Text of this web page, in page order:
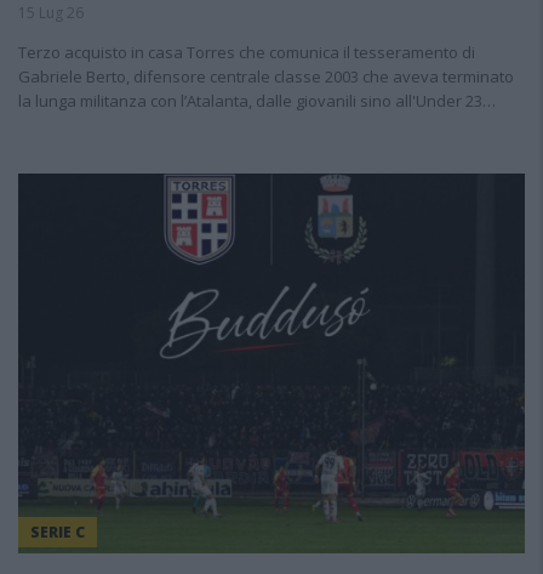
15 Lug 26
Terzo acquisto in casa Torres che comunica il tesseramento di
Gabriele Berto, difensore centrale classe 2003 che aveva terminato
la lunga militanza con l’Atalanta, dalle giovanili sino all'Under 23…
SERIE C